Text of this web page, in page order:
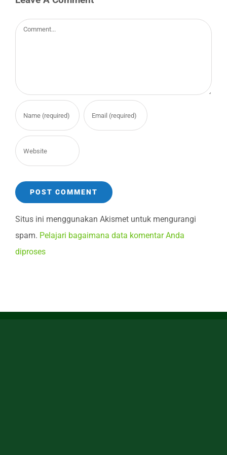
Comment
Situs ini menggunakan Akismet untuk mengurangi
spam. Pelajari bagaimana data komentar Anda
diproses